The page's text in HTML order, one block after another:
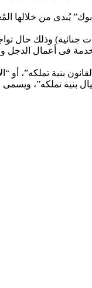
يُبدى من خلالها
وذلك حال
فى أعمال
بنية تملكه”، أو
بنية تملكه”،